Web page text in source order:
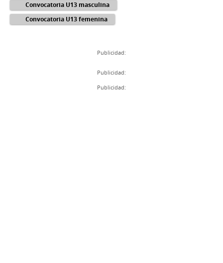
Convocatoria U13 masculina
Convocatoria U13 femenina
Publicidad:
Publicidad:
Publicidad: